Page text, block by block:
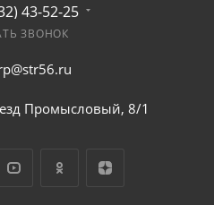
43-52-25
ЗВОНОК
Промысловый, 8/1